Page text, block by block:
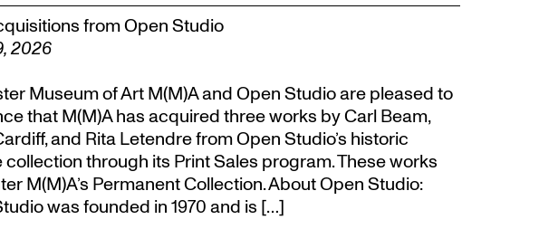
from Open Studio
2026
Museum of Art M(M)A and Open Studio are pleased to
that M(M)A has acquired three works by Carl Beam,
and Rita Letendre from Open Studio’s historic
through its Print Sales program. These works
M(M)A’s Permanent Collection. About Open Studio:
was founded in 1970 and is […]